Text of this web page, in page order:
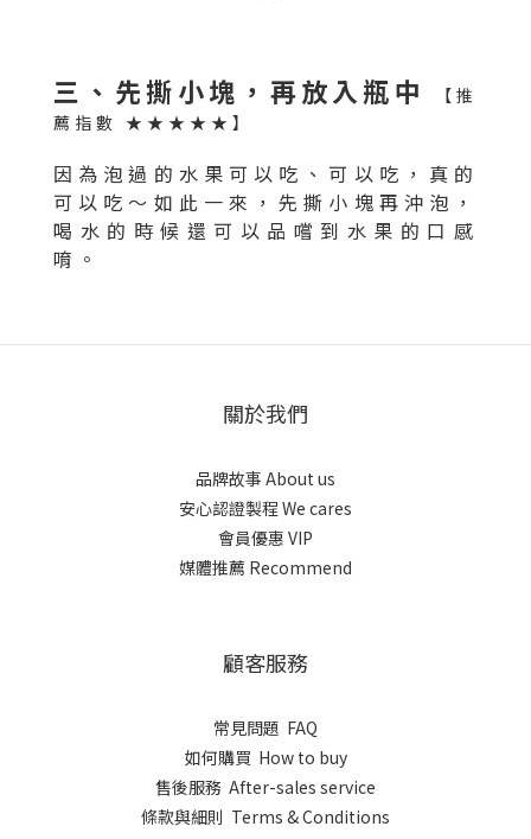
三、先撕小塊，再放入瓶中
【推
薦指數 ★★★★★】
因為泡過的水果可以吃、可以吃，真的
可以吃～如此一來，先撕小塊再沖泡，
喝水的時候還可以品嚐到水果的口感
唷。
關於我們
品牌故事 About us
安心認證製程 We cares
會員優惠 VIP
媒體推薦 Recommend
顧客服務
常見問題 FAQ
如何購買 How to buy
售後服務 After-sales service
條款與細則 Terms & Conditions